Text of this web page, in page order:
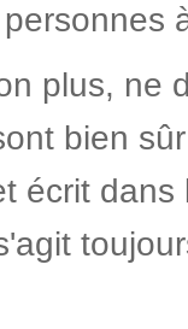
plus, ne
bien
écrit